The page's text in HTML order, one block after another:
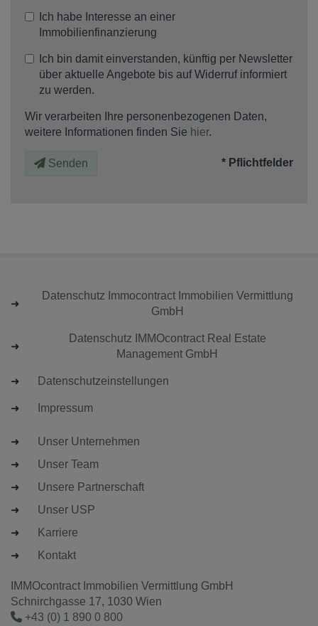
Ich habe Interesse an einer
Immobilienfinanzierung
Ich bin damit einverstanden, künftig per Newsletter
über aktuelle Angebote bis auf Widerruf informiert
zu werden.
Wir verarbeiten Ihre personenbezogenen Daten,
weitere Informationen finden Sie hier.
Senden * Pflichtfelder
Datenschutz Immocontract Immobilien Vermittlung
GmbH
Datenschutz IMMOcontract Real Estate
Management GmbH
Datenschutzeinstellungen
Impressum
Unser Unternehmen
Unser Team
Unsere Partnerschaft
Unser USP
Karriere
Kontakt
IMMOcontract Immobilien Vermittlung GmbH
Schnirchgasse 17, 1030 Wien
+43 (0) 1 890 0 800